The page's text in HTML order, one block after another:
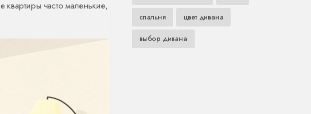
квартиры часто маленькие,
спальня цвет дивана
выбор дивана